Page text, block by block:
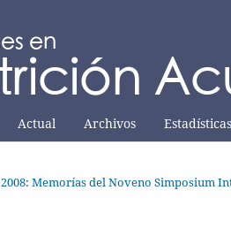
Actual Archivos Estadísticas
2008: Memorías del Noveno Simposium